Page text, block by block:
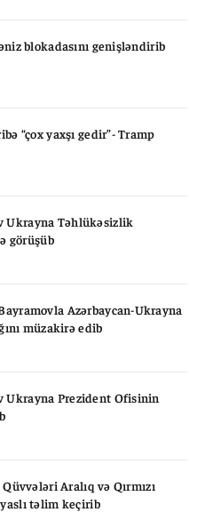
blokadasını genişləndirib
“çox yaxşı gedir”- Tramp
Ukrayna Təhlükəsizlik
görüşüb
Azərbaycan-Ukrayna
müzakirə edib
Ukrayna Prezident Ofisinin
Aralıq və Qırmızı
təlim keçirib